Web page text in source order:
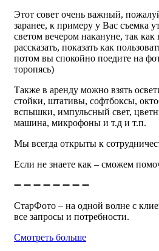
Этот совет очень важный,
заранее, к примеру у Вас съемка
светом вечером накануне, так
рассказать, показать как
потом вы спокойно поедите на
торопясь)
Также в аренду можно взять
стойки, штативы, софтбоксы,
вспышки, импульсный свет,
машина, микрофоны и т.д и т.п.
Мы всегда открыты к
Если не знаете как – сможем
➖ ➖ ➖ ➖ ➖ ➖ ➖ ➖
СтарФото – на одной волне с
все запросы и потребности.
Смотреть больше